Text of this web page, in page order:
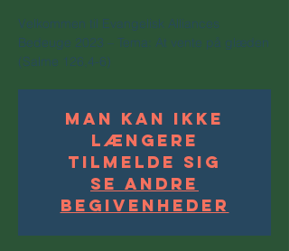
Velkommen til Evangelisk Alliances
Bedeuge 2023 – Tema: At vente på glæden
(Salme 126,4-6)
Man kan ikke
længere
tilmelde sig
Se andre
begivenheder